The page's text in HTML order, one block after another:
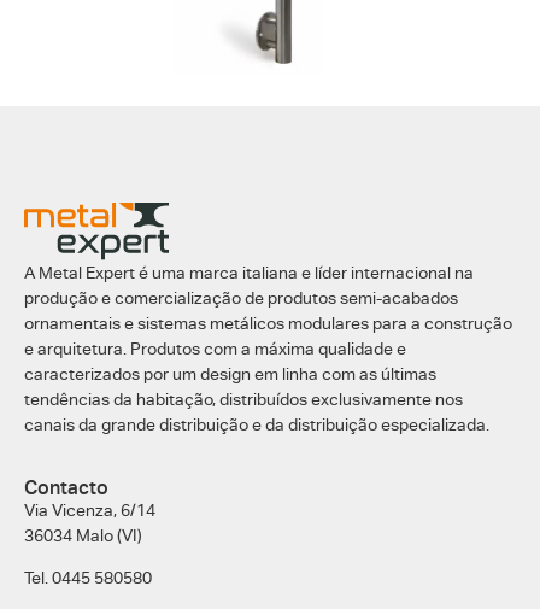
A Metal Expert é uma marca italiana e líder internacional na
produção e comercialização de produtos semi-acabados
ornamentais e sistemas metálicos modulares para a construção
e arquitetura. Produtos com a máxima qualidade e
caracterizados por um design em linha com as últimas
tendências da habitação, distribuídos exclusivamente nos
canais da grande distribuição e da distribuição especializada.
Contacto
Via Vicenza, 6/14
36034 Malo (VI)
Tel. 0445 580580